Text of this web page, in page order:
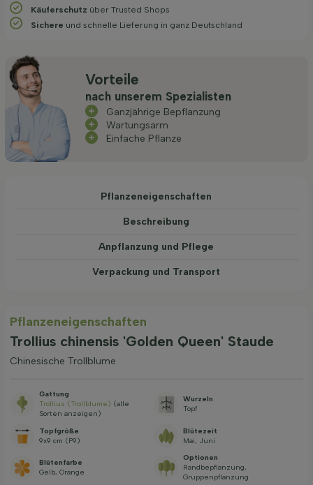
Käuferschutz über Trusted Shops
Sichere und schnelle Lieferung in ganz Deutschland
Vorteile
nach unserem Spezialisten
Ganzjährige Bepflanzung
Wartungsarm
Einfache Pflanze
Pflanzeneigenschaften
Beschreibung
Anpflanzung und Pflege
Verpackung und Transport
Pflanzeneigenschaften
Trollius chinensis 'Golden Queen' Staude
Chinesische Trollblume
Gattung
Trollius (Trollblume) (alle
Sorten anzeigen)
Wurzeln
Topf
Topfgröße
9x9 cm (P9)
Blütezeit
Mai, Juni
Blütenfarbe
Gelb, Orange
Optionen
Randbepflanzung,
Gruppenpflanzung